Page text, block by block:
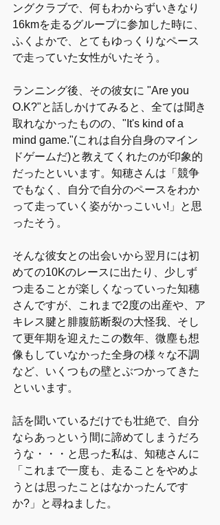
ングクラブで、何もわからずいきなり
16kmを走るグループに参加した時に、
ふくよかで、とてもゆっくりなペース
で走っていた女性がいたそう。
ランニング後、その彼女に "Are you
O.K?"と話しかけてみると、全ては聞き
取れなかったものの、"It's kind of a
mind game."(これは自分自身のマイン
ドゲームだ)と教えてくれたのが印象的
だったといいます。知穂さんは「競争
でもなく、自分で自分のペースをわか
って走っていく姿がかっこいい!」と思
ったそう。
そんな彼女との出会いから翌月には初
めての10Kのレースに出たり、少しず
つ走ることが楽しくなっていった知穗
さんですが、これまで2度の出産や、ア
キレス腱と腓腹筋断裂の大怪我、そし
て更年期を迎えたこの数年、微塵も想
像もしていなかった全身の様々な不調
など、いくつもの壁とぶつかってきた
といいます。
話を聞いているだけでも壮絶で、自分
ならあっという間に諦めてしまうだろ
うな・・・と思った私は、知穂さんに
「これまで一度も、走ることをやめよ
うとは思ったことはなかったんです
か?」と尋ねました。